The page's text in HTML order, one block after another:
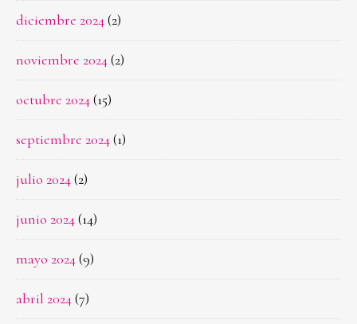
diciembre 2024(2)
noviembre 2024(2)
octubre 2024(15)
septiembre 2024(1)
julio 2024(2)
junio 2024(14)
mayo 2024(9)
abril 2024(7)